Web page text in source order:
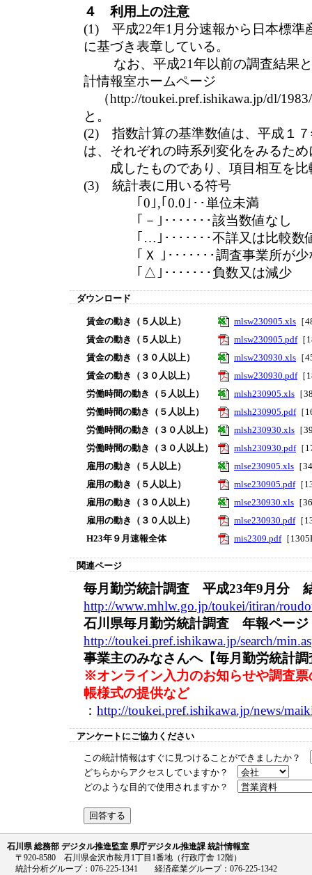
４ 利用上の注意
(1) 平成22年1月分速報から日本標準
に基づき表章している。
なお、平成21年以前の調査結果と
計情報室ホームページ
（http://toukei.pref.ishikawa.jp/dl/
と。
(2) 指数計算の基準数値は、平成１
は、それぞれの時系列変化をみるため
成したものであり、項目相互を比
(3) 統計表に用いる符号
｢0｣,｢0.0｣･･単位未満
｢－｣･･･････該当数値なし
｢…｣･･･････不詳又は比較数
｢Ｘ ｣･･･････調査事業所が少
｢△｣･･･････負数又は減少
ダウンロード
賃金の動き（５人以上） mlsw230905.xls ［
賃金の動き（５人以上）
mlsw230905.pdf［
賃金の動き（３０人以上）
mlsw230930.xls ［
賃金の動き（３０人以上）
mlsw230930.pdf［
労働時間の動き（５人以上）
mlsh230905.xls ［
労働時間の動き（５人以上）
mlsh230905.pdf［
労働時間の動き（３０人以上）
mlsh230930.xls ［
労働時間の動き（３０人以上）
mlsh230930.pdf［
雇用の動き（５人以上）
mlse230905.xls ［
雇用の動き（５人以上）
mlse230905.pdf［
雇用の動き（３０人以上）
mlse230930.xls ［
雇用の動き（３０人以上）
mlse230930.pdf［
H23年９月速報全体
mis2309.pdf［
関連ページ
毎月勤労統計調査 平成23年9月分
http://www.mhlw.go.jp/toukei/itiran/
石川県毎月勤労統計調査 年報ページ
http://toukei.pref.ishikawa.jp/search/
事業主のみなさんへ【毎月勤労統計
※オンライン入力のお知らせや調査
帳様式の提供など
： http://toukei.pref.ishikawa.jp/news/
アンケートにご協力ください
この統計情報はすぐに見つけることができましたか？
どちらからアクセスしていますか？
どのような目的で使用されますか？
石川県 総務部 デジタル推進監室 県庁デジタル推進課 統計情報室
〒920-8580 石川県金沢市鞍月1丁目1番地（行政庁舎 12階）
統計分析グループ：076-225-1341 経済産業グループ：076-225-1342